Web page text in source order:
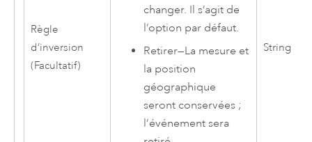
Règle
d’inversion
(Facultatif)
changer. Il s’agit de
l’option par défaut.
Retirer—La mesure et
la position
géographique
seront conservées ;
l’événement sera
String